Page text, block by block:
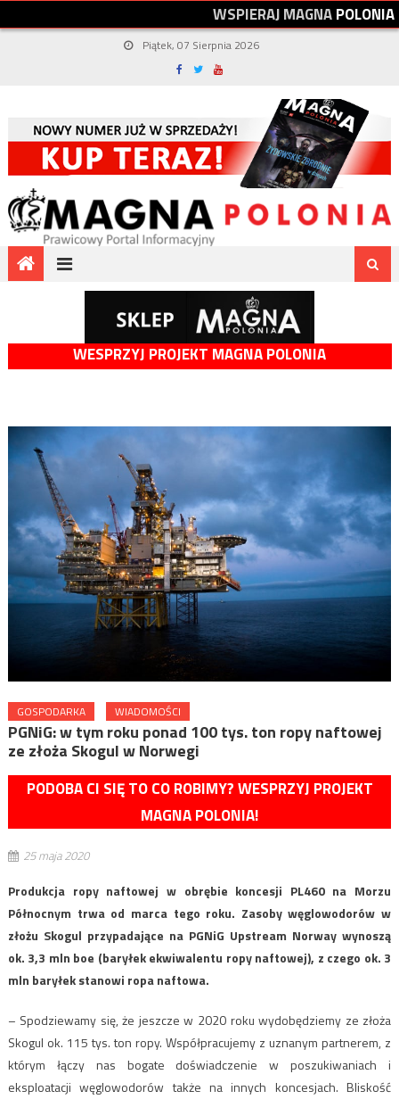
WSPIERAJMAGNAPOLONIA
Piątek, 07 Sierpnia 2026
WESPRZYJ PROJEKT MAGNA POLONIA
GOSPODARKA WIADOMOŚCI
PGNiG: w tym roku ponad 100 tys. ton ropy naftowej
ze złoża Skogul w Norwegi
PODOBA CI SIĘ TO CO ROBIMY? WESPRZYJ PROJEKT
MAGNA POLONIA!
25 maja 2020
Produkcja ropy naftowej w obrębie koncesji PL460 na Morzu
Północnym trwa od marca tego roku. Zasoby węglowodorów w
złożu Skogul przypadające na PGNiG Upstream Norway wynoszą
ok. 3,3 mln boe (baryłek ekwiwalentu ropy naftowej), z czego ok. 3
mln baryłek stanowi ropa naftowa.
– Spodziewamy się, że jeszcze w 2020 roku wydobędziemy ze złoża
Skogul ok. 115 tys. ton ropy. Współpracujemy z uznanym partnerem, z
którym łączy nas bogate doświadczenie w poszukiwaniach i
eksploatacji węglowodorów także na innych koncesjach. Bliskość